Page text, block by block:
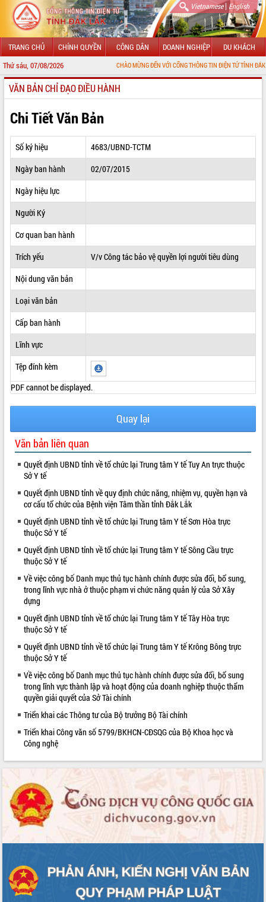
Vietnamese| English
TRANG CHỦ CHÍNH QUYỀN CÔNG DÂN DOANH NGHIỆP DU KHÁCH
Thứ sáu, 07/08/2026 CHÀO MỪNG ĐẾN VỚI CỔNG THÔNG TIN ĐIỆN TỬ TỈNH ĐẮK LẮK
GIỚI THIỆU
LÃNH ĐẠO UBND TỈNH
TIN TỨC SỰ KIỆN
SỞ, BAN, NGÀNH
THÔNG TIN CHỈ ĐẠO ĐIỀU HÀNH
HỆ THỐNG VĂN BẢN
VĂN BẢN HĐND TỈNH
ĐIỂM TIN VĂN BẢN
QUY HOẠCH - KẾ HOẠCH
VIDEO
Không có file video nào để phát.
ALBUM ẢNH
LIÊN KẾT WEB
VĂN BẢN CHỈ ĐẠO ĐIỀU HÀNH
Chi Tiết Văn Bản
Số ký hiệu
4683/UBND-TCTM
Ngày ban hành
02/07/2015
Ngày hiệu lực
Người Ký
Cơ quan ban hành
Trích yếu
V/v Công tác bảo vệ quyền lợi người tiêu dùng
Nội dung văn bản
Loại văn bản
Cấp ban hành
Lĩnh vực
Tệp đính kèm
PDF cannot be displayed.
Quay lại
Văn bản liên quan
Quyết định UBND tỉnh về tổ chức lại Trung tâm Y tế Tuy An trực thuộc
Sở Y tế
Quyết định UBND tỉnh về quy định chức năng, nhiệm vụ, quyền hạn và
cơ cấu tổ chức của Bệnh viện Tâm thần tỉnh Đắk Lắk
Quyết định UBND tỉnh về tổ chức lại Trung tâm Y tế Sơn Hòa trực
thuộc Sở Y tế
Quyết định UBND tỉnh về tổ chức lại Trung tâm Y tế Sông Cầu trực
thuộc Sở Y tế
Về việc công bố Danh mục thủ tục hành chính được sửa đổi, bổ sung,
trong lĩnh vực nhà ở thuộc phạm vi chức năng quản lý của Sở Xây
dựng
Quyết định UBND tỉnh về tổ chức lại Trung tâm Y tế Tây Hòa trực
thuộc Sở Y tế
Quyết định UBND tỉnh về tổ chức lại Trung tâm Y tế Krông Bông trực
thuộc Sở Y tế
Về việc công bố Danh mục thủ tục hành chính được sửa đổi, bổ sung
trong lĩnh vực thành lập và hoạt động của doanh nghiệp thuộc thẩm
quyền giải quyết của Sở Tài chính
Triển khai các Thông tư của Bộ trưởng Bộ Tài chính
Triển khai Công văn số 5799/BKHCN-CĐSQG của Bộ Khoa học và
Công nghệ